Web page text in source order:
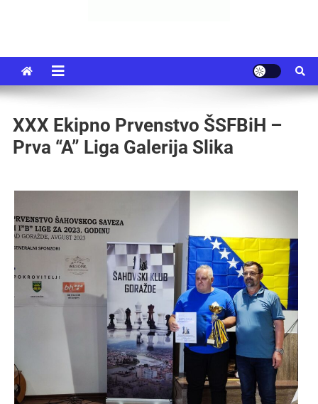
XXX Ekipno Prvenstvo ŠSFBiH –
Prva “A” Liga Galerija Slika